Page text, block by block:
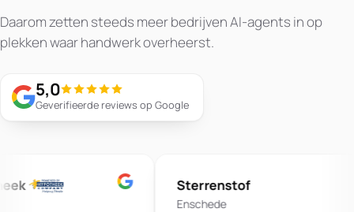
Daarom zetten steeds meer bedrijven AI-agents in op
plekken waar handwerk overheerst.
5,0
Geverifieerde reviews op Google
Sterrenstof
Enschede